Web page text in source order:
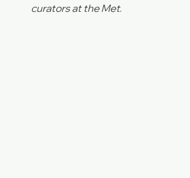
curators at the Met.